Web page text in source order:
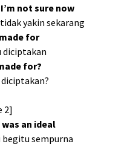
not sure now
yakin sekarang
for
diciptakan
for?
2]
was an ideal
sempurna